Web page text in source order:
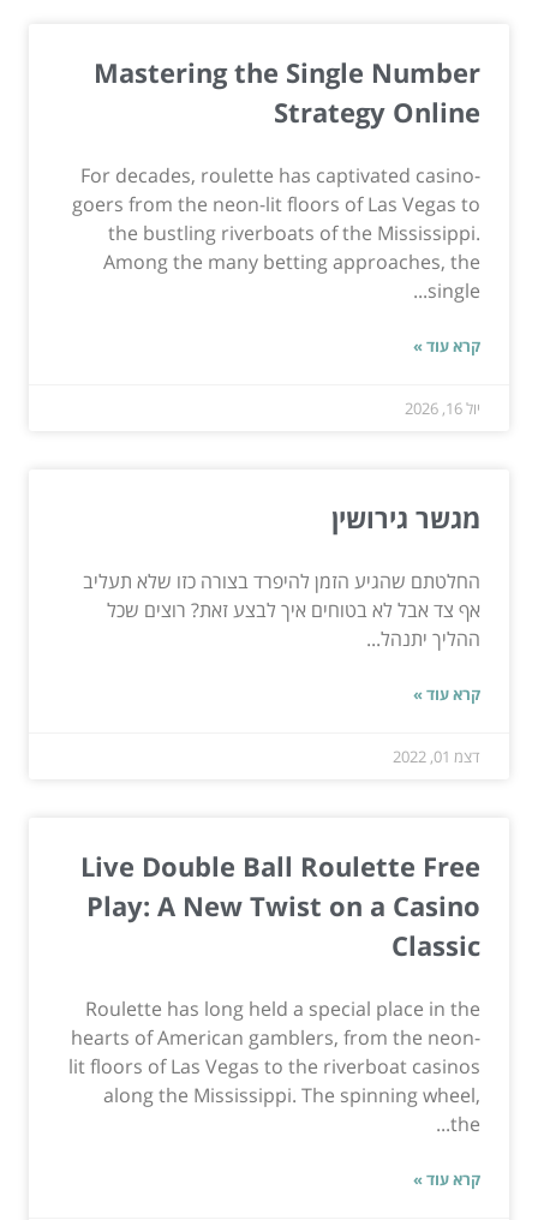
Mastering the Single Number
Strategy Online
For decades, roulette has captivated casino-
goers from the neon-lit floors of Las Vegas to
the bustling riverboats of the Mississippi.
Among the many betting approaches, the
single...
קרא עוד »
יול 16, 2026
מגשר גירושין
החלטתם שהגיע הזמן להיפרד בצורה כזו שלא תעליב
אף צד אבל לא בטוחים איך לבצע זאת? רוצים שכל
ההליך יתנהל...
קרא עוד »
דצמ 01, 2022
Live Double Ball Roulette Free
Play: A New Twist on a Casino
Classic
Roulette has long held a special place in the
hearts of American gamblers, from the neon-
lit floors of Las Vegas to the riverboat casinos
along the Mississippi. The spinning wheel,
the...
קרא עוד »